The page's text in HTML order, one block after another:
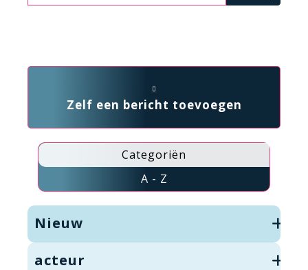
Zelf een bericht toevoegen
Categoriën
A - Z
Nieuw
acteur